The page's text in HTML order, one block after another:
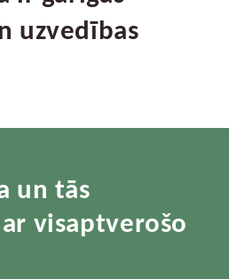
uzvedības
un tās
visaptverošo